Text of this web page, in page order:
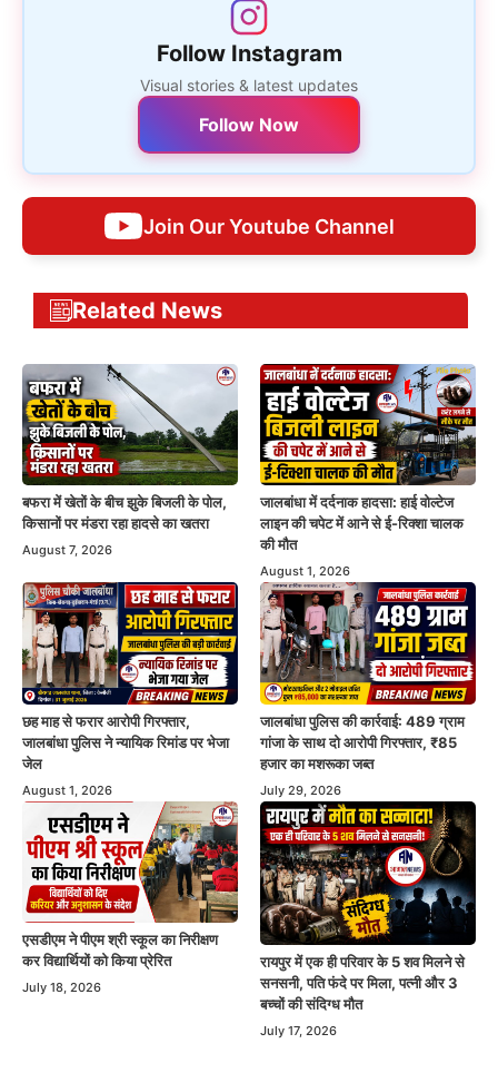
Follow Instagram
Visual stories & latest updates
Follow Now
Join Our Youtube Channel
Related News
बफरा में खेतों के बीच झुके बिजली के पोल,
किसानों पर मंडरा रहा हादसे का खतरा
August 7, 2026
जालबांधा में दर्दनाक हादसा: हाई वोल्टेज
लाइन की चपेट में आने से ई-रिक्शा चालक
की मौत
August 1, 2026
छह माह से फरार आरोपी गिरफ्तार,
जालबांधा पुलिस ने न्यायिक रिमांड पर भेजा
जेल
August 1, 2026
जालबांधा पुलिस की कार्रवाई: 489 ग्राम
गांजा के साथ दो आरोपी गिरफ्तार, ₹85
हजार का मशरूका जब्त
July 29, 2026
एसडीएम ने पीएम श्री स्कूल का निरीक्षण
कर विद्यार्थियों को किया प्रेरित
July 18, 2026
रायपुर में एक ही परिवार के 5 शव मिलने से
सनसनी, पति फंदे पर मिला, पत्नी और 3
बच्चों की संदिग्ध मौत
July 17, 2026